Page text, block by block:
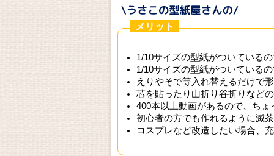
メリット
1/10サイズの型紙がついている
1/10サイズの型紙がついている
えりやそで等入れ替えるだけで
芯を貼ったり山折り谷折りなど
400本以上動画があるので、ちょ
初心者の方でも作れるように滅
コスプレなど改造したい場合、